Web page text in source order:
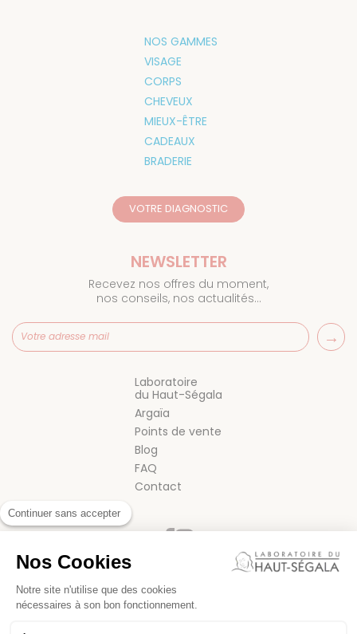
VOTRE DIAGNOSTIC
NOS GAMMES
VISAGE
CORPS
CHEVEUX
MIEUX-ÊTRE
CADEAUX
BRADERIE
Laboratoire
du Haut-Ségala
Argaïa
Points de vente
Blog
FAQ
Contact
NEWSLETTER
Recevez nos offres du moment,
nos conseils, nos actualités…
Continuer sans accepter
Nos Cookies
Notre site n'utilise que des cookies
nécessaires à son bon fonctionnement.